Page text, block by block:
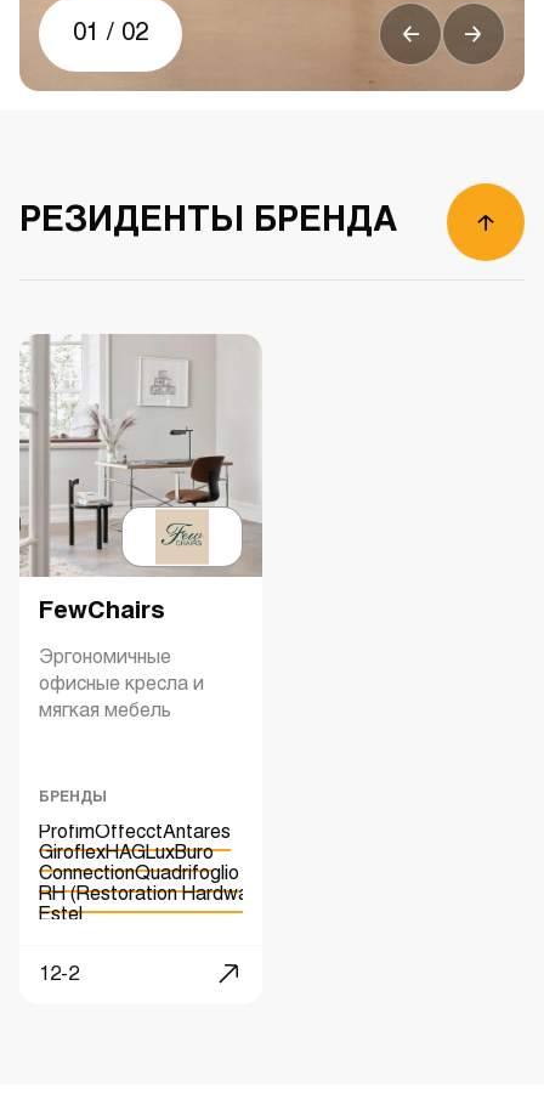
01 / 02
РЕЗИДЕНТЫ БРЕНДА
FewChairs
Эргономичные
офисные кресла и
мягкая мебель
БРЕНДЫ
ProfimOffecctAntares
GiroflexHAGLuxBuro
ConnectionQuadrifoglio
RH (Restoration Hardware)
Estel
12-2